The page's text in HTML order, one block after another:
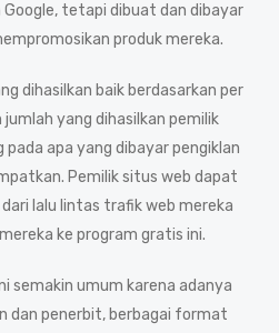
Google, tetapi dibuat dan dibayar
produk mereka.
dihasilkan baik berdasarkan per
yang dihasilkan pemilik
apa yang dibayar pengiklan
Pemilik situs web dapat
lalu lintas trafik web mereka
ke program gratis ini.
semakin umum karena adanya
dan penerbit, berbagai format